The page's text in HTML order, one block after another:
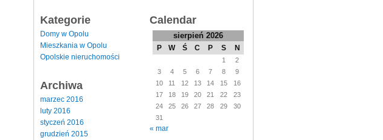
Kategorie
Domy w Opolu
Mieszkania w Opolu
Opolskie nieruchomości
Archiwa
marzec 2016
luty 2016
styczeń 2016
grudzień 2015
Calendar
sierpień 2026
P W Ś C P S N
1
2
3
4 5 6 7 8
9
10
11 12 13 14 15
16
17
18 19 20 21 22
23
24
25 26 27 28 29
30
31
« mar